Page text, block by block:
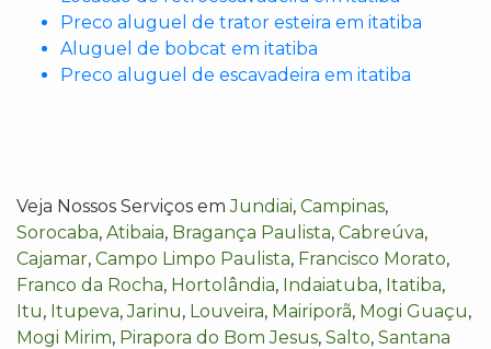
Preco aluguel de trator esteira em itatiba
Aluguel de bobcat em itatiba
Preco aluguel de escavadeira em itatiba
Veja Nossos Serviços emJundiai, Campinas,
Sorocaba, Atibaia, Bragança Paulista, Cabreúva,
Cajamar, Campo Limpo Paulista, Francisco Morato,
Franco da Rocha, Hortolândia, Indaiatuba, Itatiba,
Itu, Itupeva,Jarinu, Louveira, Mairiporã, Mogi Guaçu,
Mogi Mirim, Pirapora do Bom Jesus, Salto, Santana